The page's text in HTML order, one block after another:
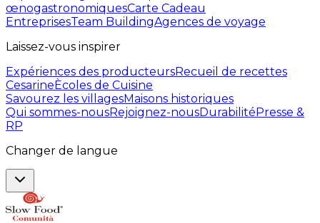
œnogastronomiquesCarte Cadeau
EntreprisesTeam BuildingAgences de voyage
Laissez-vous inspirer
Expériences des producteursRecueil de recettes
CesarineÈcoles de Cuisine
Savourez les villagesMaisons historiques
Qui sommes-nousRejoignez-nousDurabilitéPresse &
RP
Changer de langue